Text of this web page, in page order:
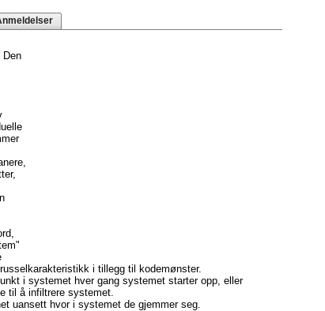
Den
i tillegg til kodemønster.
i systemet hver gang systemet starter opp, eller
til å infiltrere systemet.
uansett hvor i systemet de gjemmer seg.